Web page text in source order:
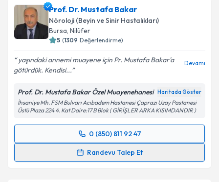
Prof. Dr. Mustafa Bakar
Nöroloji (Beyin ve Sinir Hastalıkları)
Bursa, Nilüfer
5 (1309 Değerlendirme)
yaşındaki annemi muayene için Pr. Mustafa Bakar'a
götürdük. Kendisi...
Devamı
Prof. Dr. Mustafa Bakar Özel Muayenehanesi Haritada Göster
İhsaniye Mh. FSM Bulvarı Acıbadem Hastanesi Çaprazı Uzay Pastanesi
Üstü Plaza 224 4. Kat Daire:17 B Blok ( GİRİŞLER ARKA KISIMDANDIR )
0 (850) 811 92 47
Randevu Talep Et
Randevu Takvimi Talebi